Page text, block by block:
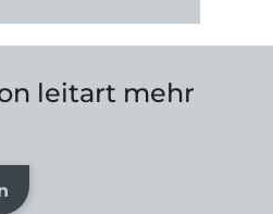
leitart mehr